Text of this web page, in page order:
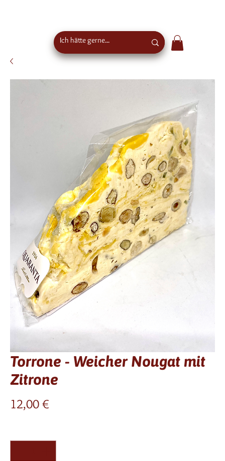
Torrone - Weicher Nougat mit
Zitrone
12,00 €Preis